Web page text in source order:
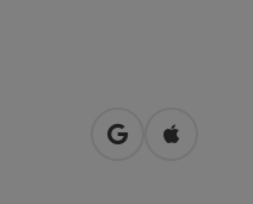
in Googlein Apple